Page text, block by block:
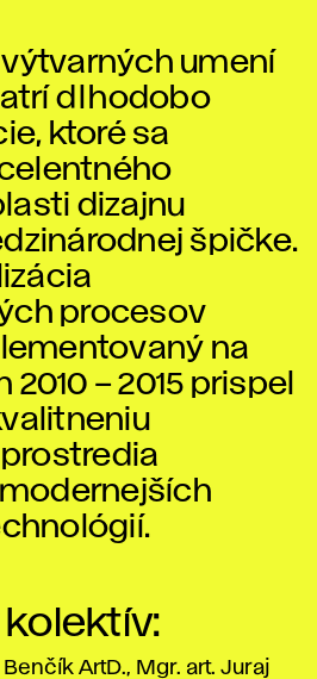
umení
dlhodobo
ktoré sa
dizajnu
špičke.
procesov
na
2010 – 2015 prispel
kolektív:
ArtD., Mgr. art. Juraj